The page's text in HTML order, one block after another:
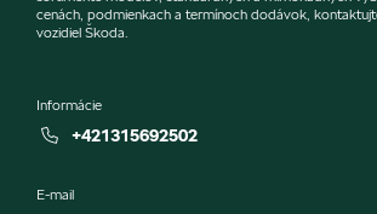
cenách, podmienkach a termínoch dodávok,
vozidiel Škoda.
Informácie
+421315692502
E-mail